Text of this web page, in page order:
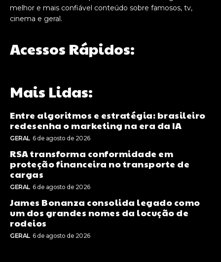
melhor e mais confiável conteúdo sobre famosos, tv,
cinema e geral.
Acessos Rápidos:
Mais Lidas:
Entre algoritmos e estratégia: brasileiro
redesenha o marketing na era da IA
GERAL 6 de agosto de 2026
RSA transforma conformidade em
proteção financeira no transporte de
cargas
GERAL 6 de agosto de 2026
James Bonanza consolida legado como
um dos grandes nomes da locução de
rodeios
GERAL 6 de agosto de 2026